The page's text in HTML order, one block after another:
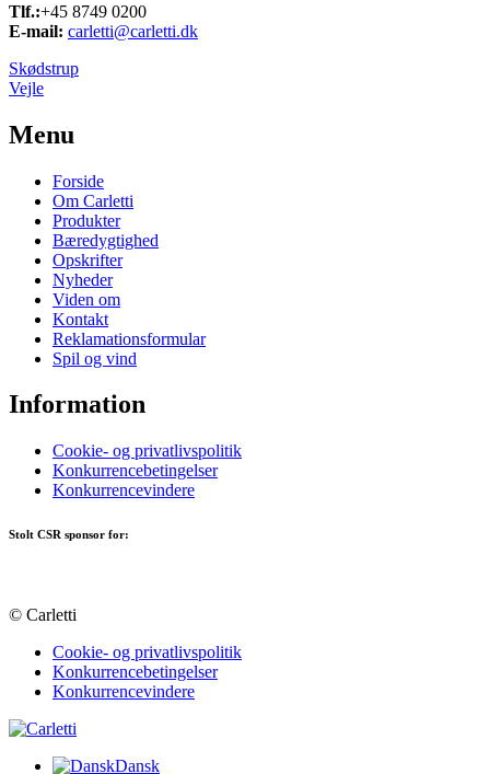
Tlf.:+45 8749 0200
E-mail: carletti@carletti.dk
Skødstrup
Vejle
Menu
Forside
Om Carletti
Produkter
Bæredygtighed
Opskrifter
Nyheder
Viden om
Kontakt
Reklamationsformular
Spil og vind
Information
Cookie- og privatlivspolitik
Konkurrencebetingelser
Konkurrencevindere
Stolt CSR sponsor for:
© Carletti
Cookie- og privatlivspolitik
Konkurrencebetingelser
Konkurrencevindere
Dansk